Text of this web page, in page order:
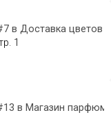
в Доставка цветов
1
в Магазин